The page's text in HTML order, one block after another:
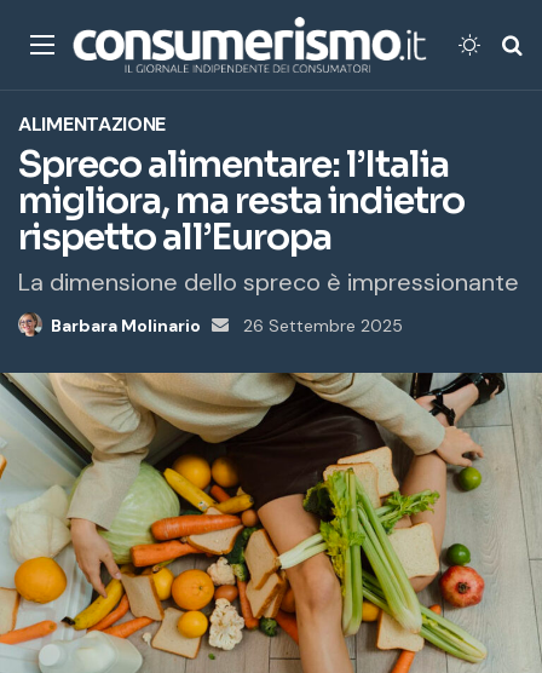
Menu
ALIMENTAZIONE
Spreco alimentare: l’Italia
migliora, ma resta indietro
rispetto all’Europa
La dimensione dello spreco è impressionante
Barbara Molinario
Invia
26 Settembre 2025